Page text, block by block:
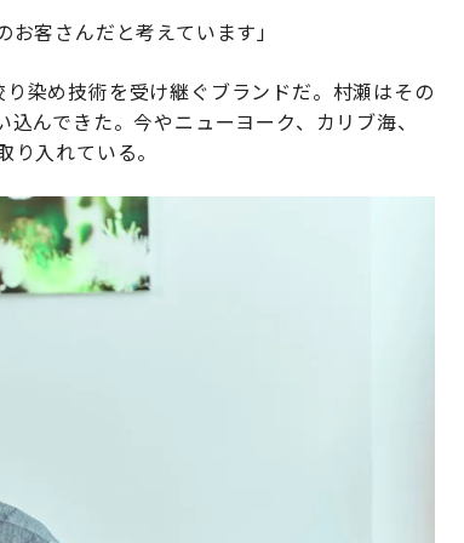
客さんだと考えています」
染め技術を受け継ぐブランドだ。村瀬はその
んできた。今やニューヨーク、カリブ海、
入れている。